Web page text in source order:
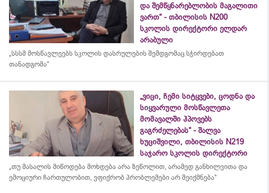
და შემწყნარებლობის მაგალითი
ვართ“ - თბილისის N200
სკოლის დირექტორი ელდარ
არაბული
„სსსმ მოსწავლეებს სკოლის დასრულების შემდგომაც სჭირდებათ
თანადგომა“
„ვიცი, ჩემი სიტყვები, ცოდნა და
სიყვარული მოსწავლეთა
მომავალში ჰპოვებს
გაგრძელებას“ - შალვა
ხუციშვილი, თბილისის N219
საჯარო სკოლის დირექტორი
„თუ მასალის მიწოდება მოხდება არა ზეწოლით, არამედ განხილვითა და
ემოციური ჩართულობით, ვფიქრობ პრობლემები არ შეიქმნება“